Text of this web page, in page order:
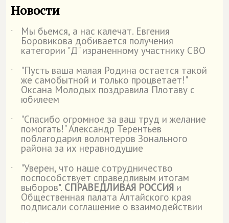
Новости
˙ Мы бьемся, а нас калечат. Евгения
Боровикова добивается получения
категории "Д" израненному участнику СВО
˙
"Пусть ваша малая Родина остается такой
же самобытной и только процветает!"
Оксана Молодых поздравила Плотаву с
юбилеем
˙
"Спасибо огромное за ваш труд и желание
помогать!" Александр Терентьев
поблагодарил волонтеров Зонального
района за их неравнодушие
˙
"Уверен, что наше сотрудничество
поспособствует справедливым итогам
выборов". СПРАВЕДЛИВАЯ РОССИЯ и
Общественная палата Алтайского края
подписали соглашение о взаимодействии